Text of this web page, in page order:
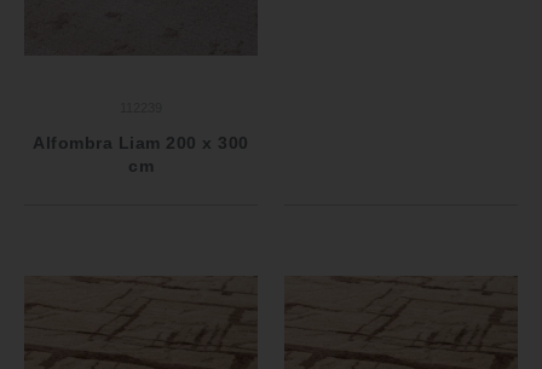
Alfombra Liam 200 x 300
cm